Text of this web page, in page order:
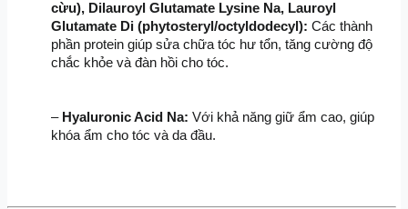
cừu), Dilauroyl Glutamate Lysine Na, Lauroyl
Glutamate Di (phytosteryl/octyldodecyl): Các thành
phần protein giúp sửa chữa tóc hư tổn, tăng cường độ
chắc khỏe và đàn hồi cho tóc.
– Hyaluronic Acid Na: Với khả năng giữ ẩm cao, giúp
khóa ẩm cho tóc và da đầu.